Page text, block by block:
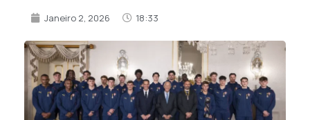
Janeiro 2, 2026 18:33